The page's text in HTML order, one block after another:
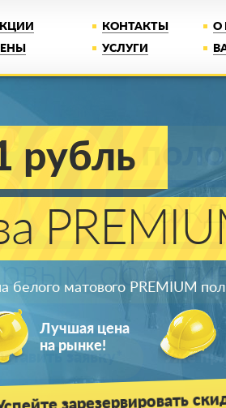
КОНТАКТЫ
О
УСЛУГИ
рубль
белого матового PREMIUM
Лучшая цена
на рынке!
зарезервировать